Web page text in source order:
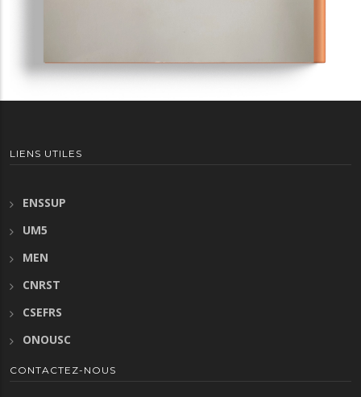
LIENS UTILES
ENSSUP
UM5
MEN
CNRST
CSEFRS
ONOUSC
CONTACTEZ-NOUS